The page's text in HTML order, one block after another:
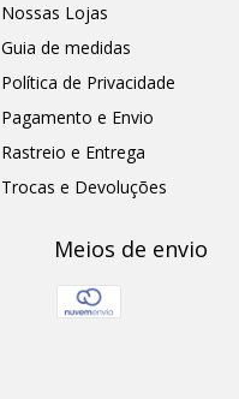
Nossas Lojas
Guia de medidas
Política de Privacidade
Pagamento e Envio
Rastreio e Entrega
Trocas e Devoluções
Meios de envio